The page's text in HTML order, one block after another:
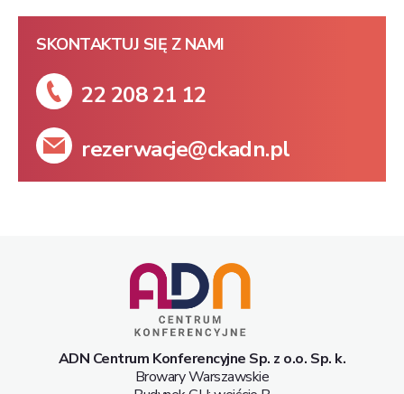
SKONTAKTUJ SIĘ Z NAMI
22 208 21 12
rezerwacje@ckadn.pl
ADN Centrum Konferencyjne Sp. z o.o. Sp. k.
Browary Warszawskie